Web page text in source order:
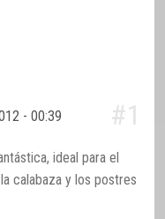
- 00:39 #1
ideal para el
calabaza y los postres